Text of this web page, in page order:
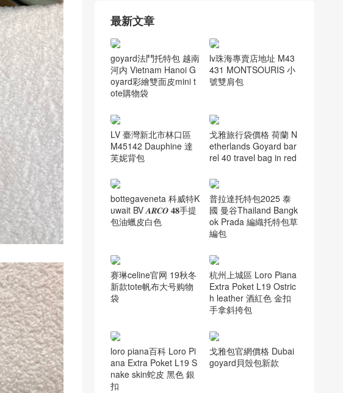
最新文章
goyard法鬥托特包 越南
河内 Vietnam Hanoi G
oyard彩繪雙面皮mini t
ote購物袋
lv珠海專賣店地址 M43
431 MONTSOURIS 小
號雙肩包
LV 臺灣新北市林口區
M45142 Dauphine 達
芙妮背包
戈雅旅行袋價格 荷蘭 N
etherlands Goyard bar
rel 40 travel bag in red
bottegaveneta 科威特K
uwait BV 𝑨𝑹𝑪𝑶 𝟒𝟖手提
包油蠟皮白色
普拉達托特包2025 泰
國 曼谷Thailand Bangk
ok Prada 編織托特包草
編包
赛琳celine官网 19秋冬
新款tote帆布大号购物
袋
杭州上城區 Loro Piana
Extra Poket L19 Ostric
h leather 酒紅色 金扣
手拿斜挎包
loro piana百科 Loro Pi
ana Extra Poket L19 S
nake skin蛇皮 黑色 銀
扣
戈雅包官網價格 Dubai
goyard貝殼包新款